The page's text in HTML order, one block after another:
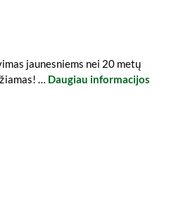
jaunesniems nei 20 metų
… Daugiau informacijos